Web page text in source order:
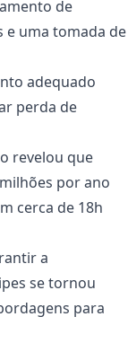
de
e uma tomada de
adequado
perda de
revelou que
por ano
cerca de 18h
a
se tornou
para